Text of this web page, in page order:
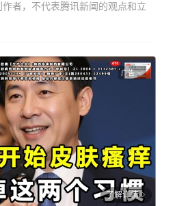
者，不代表腾讯新闻的观点和立
广告
了解详情